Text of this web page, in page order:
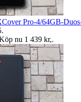
Pro-4/64GB-
.
nu 1 439 kr,.